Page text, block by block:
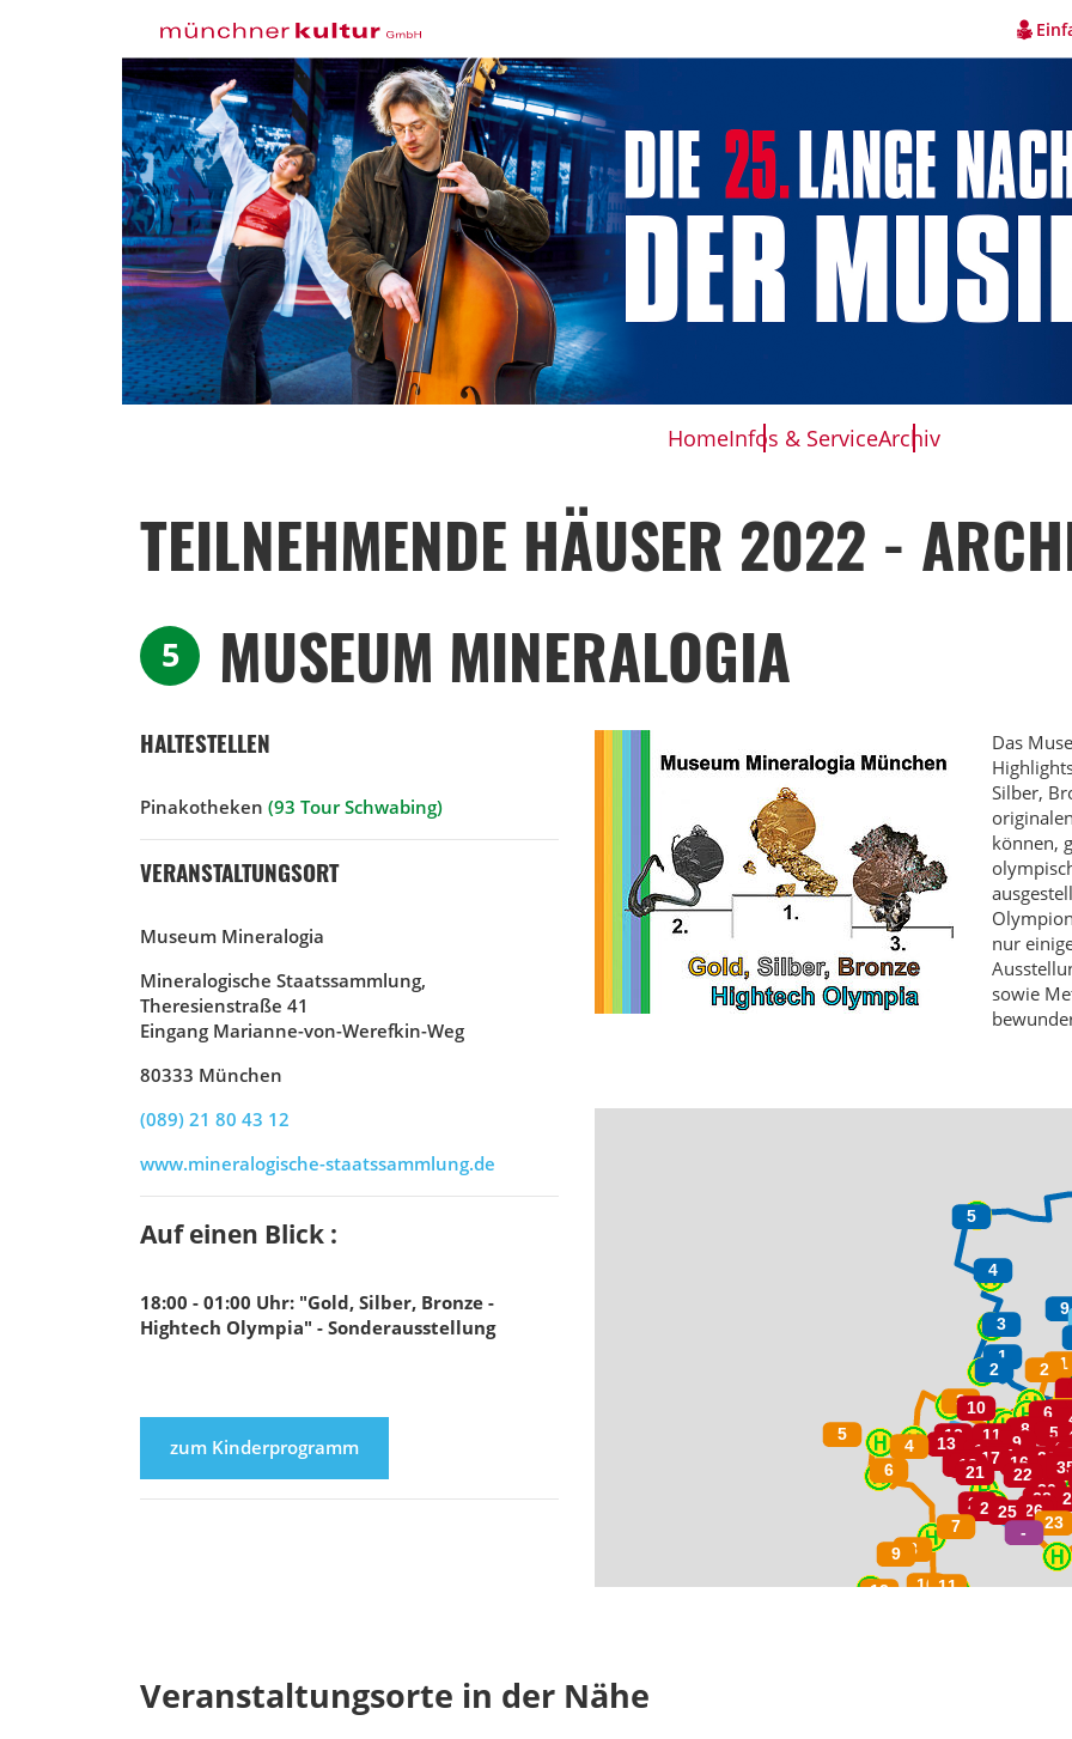
HomeInfos & ServiceArchiv
TEILNEHMENDE HÄUSER 2022 -
5 MUSEUM MINERALOGIA
HALTESTELLEN
Pinakotheken (93 Tour Schwabing)
VERANSTALTUNGSORT
Museum Mineralogia
Mineralogische Staatssammlung,
Theresienstraße 41
Eingang Marianne-von-Werefkin-Weg
80333 München
(089) 21 80 43 12
www.mineralogische-staatssammlung.de
Auf einen Blick :
18:00 - 01:00 Uhr: "Gold, Silber, Bronze -
Hightech Olympia" - Sonderausstellung
zum Kinderprogramm
Das
Silber,
können,
nur
sowie
Veranstaltungsorte in der Nähe